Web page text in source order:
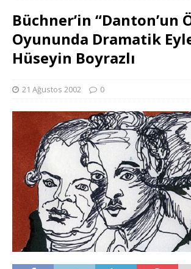
Büchner’in “Danton’un
Oyununda Dramatik
Hüseyin Boyrazlı
21 Ağustos 2002 0